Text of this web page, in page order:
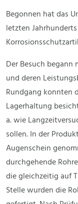
Begonnen hat das
letzten
Der Besuch begann
und deren
Rundgang konnten
Lagerhaltung
a. wie
sollen. In der
Augenschein
durchgehende
die gleichzeitig auf
Stelle wurden die